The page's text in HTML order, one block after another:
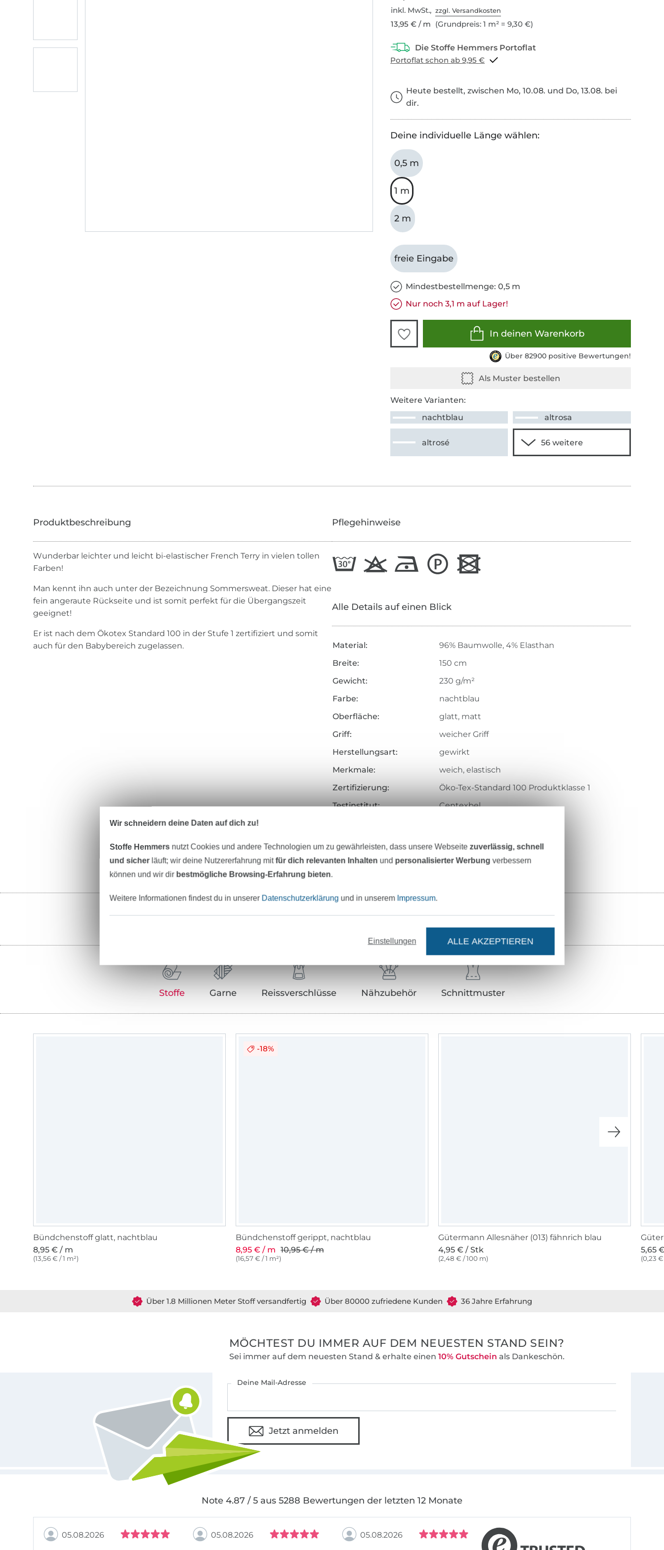
inkl. MwSt.,zzgl. Versandkosten
13,95 € / m (Grundpreis: 1 m² = 9,30 €)
Portoflat schon ab 9,95 €
Heute bestellt, zwischen Mo, 10.08. und Do, 13.08. bei
dir.
Deine individuelle Länge wählen:
0,5 m
1 m
2 m
freie Eingabe
Mindestbestellmenge: 0,5 m
Nur noch 3,1 m auf Lager!
In deinen Warenkorb
Über 82900 positive Bewertungen!
Weitere Varianten:
nachtblau
altrosa
altrosé
Wunderbar leichter und leicht bi-elastischer French Terry in vielen tollen
Farben!
Man kennt ihn auch unter der Bezeichnung Sommersweat. Dieser hat eine
fein angeraute Rückseite und ist somit perfekt für die Übergangszeit
geeignet!
Er ist nach dem Ökotex Standard 100 in der Stufe 1 zertifiziert und somit
auch für den Babybereich zugelassen.
Pflegehinweise
Alle Details auf einen Blick
Material:
96% Baumwolle, 4% Elasthan
Breite:
150 cm
Gewicht:
230 g/m²
Farbe:
nachtblau
Oberfläche:
glatt, matt
Griff:
weicher Griff
Herstellungsart:
gewirkt
Merkmale:
weich, elastisch
Zertifizierung:
Öko-Tex-Standard 100 Produktklasse 1
Testinstitut:
Centexbel
Art.Nr.:
RS0202-960
Hersteller-Kontaktdaten
Unser Tipp: Das passt dazu
Stoffe Garne Reissverschlüsse Nähzubehör Schnittmuster
Bündchenstoff glatt, nachtblau
8,95 € / m
(13,56 € / 1 m²)
-18%
Bündchenstoff gerippt, nachtblau
8,95 € / m 10,95 € / m
(16,57 € / 1 m²)
Gütermann Allesnäher (013) fähnrich blau
4,95 € / Stk
(2,48 € / 100 m)
5,65
(0,23
Über 1.8 Millionen Meter Stoff versandfertig Über 80000 zufriedene Kunden 36 Jahre Erfahrung
MÖCHTEST DU IMMER AUF DEM NEUESTEN STAND SEIN?
Sei immer auf dem neuesten Stand & erhalte einen 10% Gutschein als Dankeschön.
Deine Mail-Adresse
Jetzt anmelden
Note 4.87 / 5 aus 5288 Bewertungen der letzten 12 Monate
05.08.2026
05.08.2026
05.08.2026
Wir schneidern deine Daten auf dich zu!
Stoffe Hemmers nutzt Cookies und andere Technologien um zu gewährleisten, dass unsere Webseitezuverlässig, schnell
und sicherläuft; wir deine Nutzererfahrung mitfür dich relevanten Inhalten und personalisierter Werbung verbessern
können und wir dir bestmögliche Browsing-Erfahrung bieten.
Weitere Informationen findest du in unserer Datenschutzerklärung und in unserem Impressum.
Einstellungen ALLE AKZEPTIEREN